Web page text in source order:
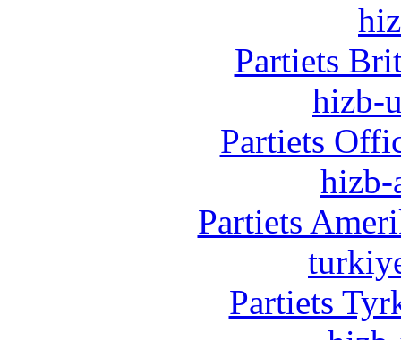
Partiets
hizb-
Partiets
hizb-
Partiets
Partiets